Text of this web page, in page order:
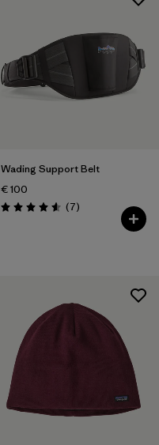
Wading Support Belt
€ 100
Valutazione: 4.6 / 5
(7Recensioni
)